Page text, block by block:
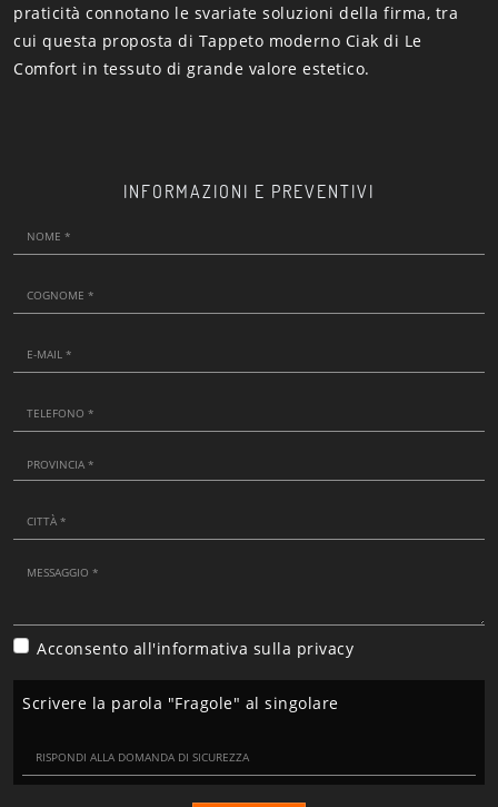
praticità connotano le svariate soluzioni della firma, tra
cui questa proposta di Tappeto moderno Ciak di Le
Comfort in tessuto di grande valore estetico.
INFORMAZIONI E PREVENTIVI
Acconsento all'informativa sulla privacy
Scrivere la parola "Fragole" al singolare